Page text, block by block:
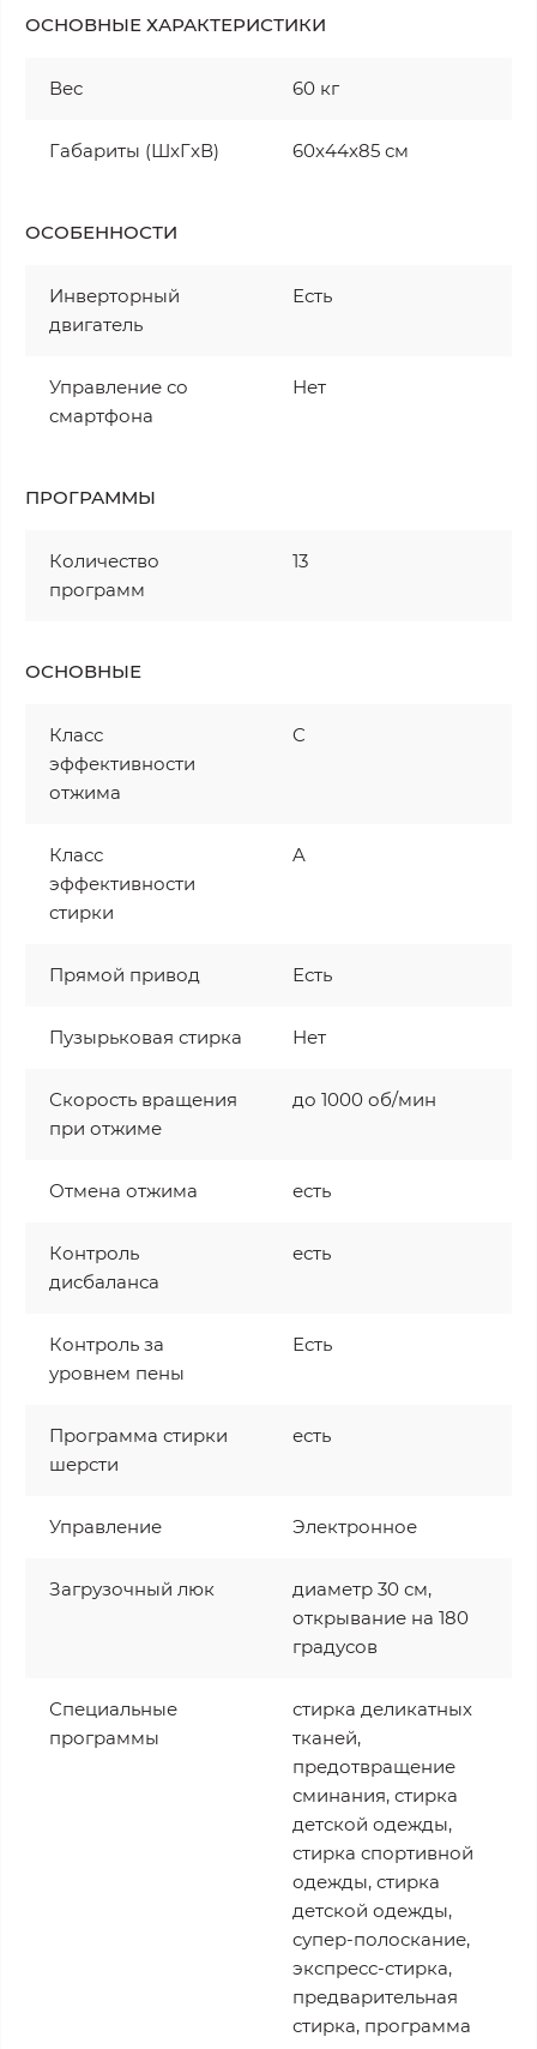
ОСНОВНЫЕ ХАРАКТЕРИСТИКИ
Вес 60 кг
Габариты (ШxГxВ) 60x44x85 см
ОСОБЕННОСТИ
Инверторный
двигатель
Есть
Управление со
смартфона
Нет
ПРОГРАММЫ
Количество
программ
13
ОСНОВНЫЕ
Класс
эффективности
отжима
C
Класс
эффективности
стирки
A
Прямой привод Есть
Пузырьковая стирка Нет
Скорость вращения
при отжиме
до 1000 об/мин
Отмена отжима есть
Контроль
дисбаланса
есть
Контроль за
уровнем пены
Есть
Программа стирки
шерсти
есть
Управление Электронное
Загрузочный люк
диаметр 30 см,
открывание на 180
градусов
Специальные
программы
стирка деликатных
тканей,
предотвращение
сминания, стирка
детской одежды,
стирка спортивной
одежды, стирка
детской одежды,
супер-полоскание,
экспресс-стирка,
предварительная
стирка, программа